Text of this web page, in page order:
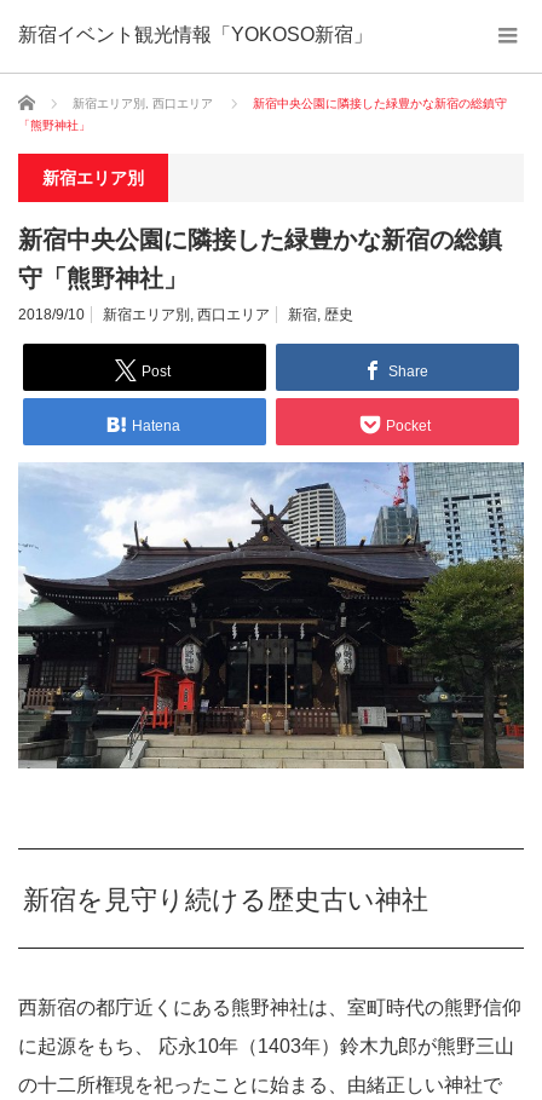
新宿イベント観光情報「YOKOSO新宿」
ホーム 新宿エリア別 西口エリア
新宿中央公園に隣接した緑豊かな新宿の総鎮守
「熊野神社」
新宿エリア別
新宿中央公園に隣接した緑豊かな新宿の総鎮
守「熊野神社」
2018/9/10 新宿エリア別 , 西口エリア 新宿, 歴史
Post Share
Hatena Pocket
新宿を見守り続ける歴史古い神社
西新宿の都庁近くにある熊野神社は、室町時代の熊野信仰
に起源をもち、 応永10年（1403年）鈴木九郎が熊野三山
の十二所権現を祀ったことに始まる、由緒正しい神社で